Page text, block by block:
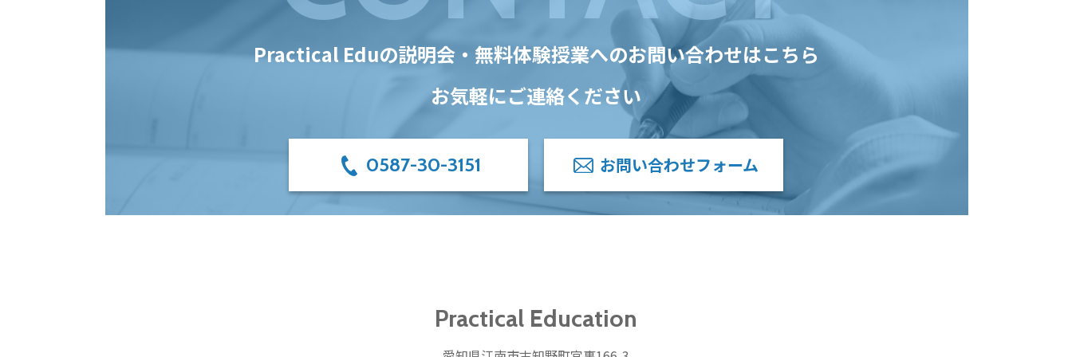
Practical Eduの説明会・無料体験授業へのお問い合わせはこちら
お気軽にご連絡ください
0587-30-3151 お問い合わせフォーム
Practical Education